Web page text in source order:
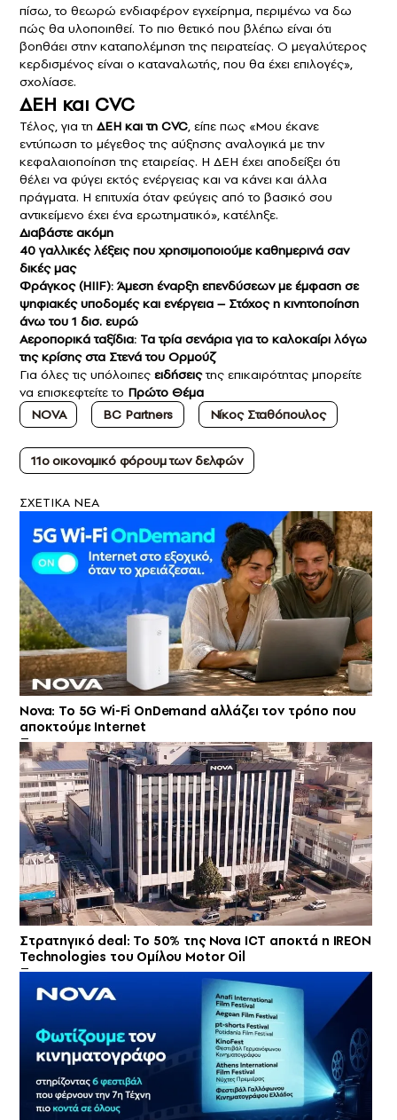
πίσω, το θεωρώ ενδιαφέρον εγχείρημα, περιμένω να δω
πώς θα υλοποιηθεί. Το πιο θετικό που βλέπω είναι ότι
βοηθάει στην καταπολέμηση της πειρατείας. Ο μεγαλύτερος
κερδισμένος είναι ο καταναλωτής, που θα έχει επιλογές»,
σχολίασε.
ΔΕΗ και CVC
Τέλος, για τη ΔΕΗ και τη CVC, είπε πως «Μου έκανε
εντύπωση το μέγεθος της αύξησης αναλογικά με την
κεφαλαιοποίηση της εταιρείας. Η ΔΕΗ έχει αποδείξει ότι
θέλει να φύγει εκτός ενέργειας και να κάνει και άλλα
πράγματα. Η επιτυχία όταν φεύγεις από το βασικό σου
αντικείμενο έχει ένα ερωτηματικό», κατέληξε.
Διαβάστε ακόμη
40 γαλλικές λέξεις που χρησιμοποιούμε καθημερινά σαν
δικές μας
Φράγκος (HIIF): Άμεση έναρξη επενδύσεων με έμφαση σε
ψηφιακές υποδομές και ενέργεια – Στόχος η κινητοποίηση
άνω του 1 δισ. ευρώ
Αεροπορικά ταξίδια: Τα τρία σενάρια για το καλοκαίρι λόγω
της κρίσης στα Στενά του Ορμούζ
Για όλες τις υπόλοιπες ειδήσειςτης επικαιρότητας μπορείτε
να επισκεφτείτε το Πρώτο Θέμα
NOVA
BC Partners Νίκος Σταθόπουλος
11ο οικονομικό φόρουμ των δελφών
ΣXETIKA NEA
Nova: Το 5G Wi-Fi OnDemand αλλάζει τον τρόπο που
αποκτούμε Internet
Στρατηγικό deal: Το 50% της Nova ICT αποκτά η IREON
Technologies του Ομίλου Motor Oil